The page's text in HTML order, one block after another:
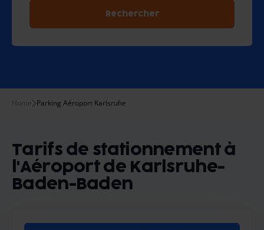
Rechercher
Home Parking Aéroport Karlsruhe
Tarifs de stationnement à
l'Aéroport de Karlsruhe-
Baden-Baden